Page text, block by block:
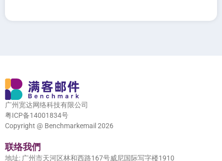
广州宽达网络科技有限公司
粤ICP备14001834号
Copyright @ Benchmarkemail 2026
联络我們
地址: 广州市天河区林和西路167号威尼国际写字楼1910